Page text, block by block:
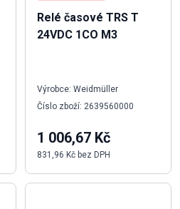
Relé časové TRS T
24VDC 1CO M3
Výrobce: Weidmüller
Číslo zboží: 2639560000
1 006,67 Kč
831,96 Kč bez DPH